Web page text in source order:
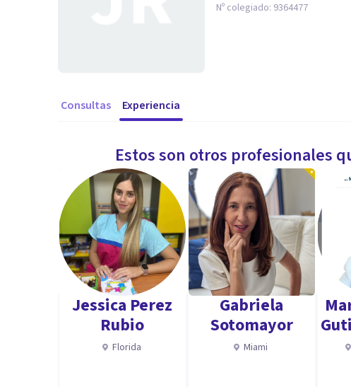
Nº colegiado: 9364477
Consultas Experiencia
Estos son otros profesionales
Jessica Perez
Rubio
Florida
Gabriela
Sotomayor
Miami